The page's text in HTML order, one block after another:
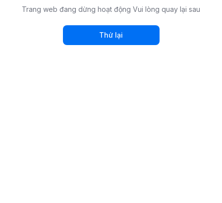
Trang web đang dừng hoạt động Vui lòng quay lại sau
Thử lại